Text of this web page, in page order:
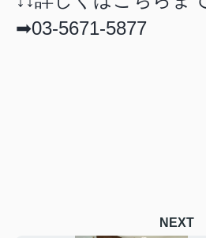
➡03-5671-5877
NEXT